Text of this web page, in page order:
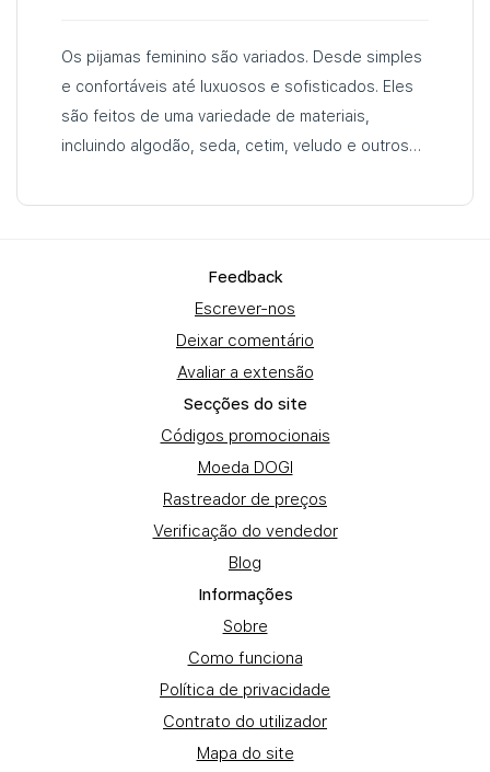
Os pijamas feminino são variados. Desde simples
e confortáveis até luxuosos e sofisticados. Eles
são feitos de uma variedade de materiais,
incluindo algodão, seda, cetim, veludo e outros
pijamas no AliExpress…
Fеedback
Escrever-nos
Deixar comentário
Avaliar a extensão
Secções do site
Códigos promocionais
Moeda DOGI
Rastreador de preços
Verificação do vendedor
Blog
Informações
Sobre
Como funciona
Política de privacidade
Contrato do utilizador
Mapa do site